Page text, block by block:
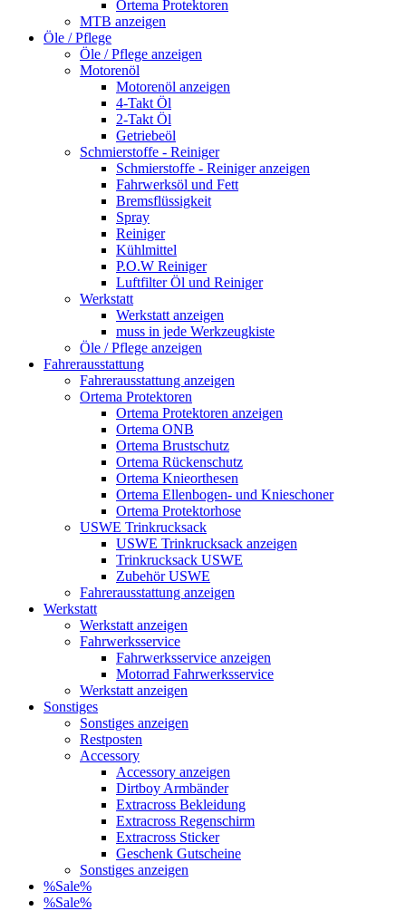
Ortema Protektoren
MTB anzeigen
Öle / Pflege
Öle / Pflege anzeigen
Motorenöl
Motorenöl anzeigen
4-Takt Öl
2-Takt Öl
Getriebeöl
Schmierstoffe - Reiniger
Schmierstoffe - Reiniger anzeigen
Fahrwerksöl und Fett
Bremsflüssigkeit
Spray
Reiniger
Kühlmittel
P.O.W Reiniger
Luftfilter Öl und Reiniger
Werkstatt
Werkstatt anzeigen
muss in jede Werkzeugkiste
Öle / Pflege anzeigen
Fahrerausstattung
Fahrerausstattung anzeigen
Ortema Protektoren
Ortema Protektoren anzeigen
Ortema ONB
Ortema Brustschutz
Ortema Rückenschutz
Ortema Knieorthesen
Ortema Ellenbogen- und Knieschoner
Ortema Protektorhose
USWE Trinkrucksack
USWE Trinkrucksack anzeigen
Trinkrucksack USWE
Zubehör USWE
Fahrerausstattung anzeigen
Werkstatt
Werkstatt anzeigen
Fahrwerksservice
Fahrwerksservice anzeigen
Motorrad Fahrwerksservice
Werkstatt anzeigen
Sonstiges
Sonstiges anzeigen
Restposten
Accessory
Accessory anzeigen
Dirtboy Armbänder
Extracross Bekleidung
Extracross Regenschirm
Extracross Sticker
Geschenk Gutscheine
Sonstiges anzeigen
%Sale%
%Sale%